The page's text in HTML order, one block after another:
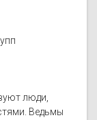
люди,
Ведьмы